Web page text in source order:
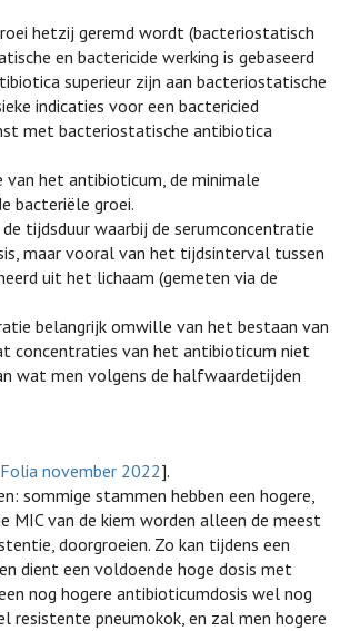
hetzij geremd wordt (bacteriostatisch
en bactericide werking is gebaseerd
superieur zijn aan bacteriostatische
indicaties voor een bactericied
met bacteriostatische antibiotica
het antibioticum, de minimale
bacteriële groei.
tijdsduur waarbij de serumconcentratie
maar vooral van het tijdsinterval tussen
uit het lichaam (gemeten via de
belangrijk omwille van het bestaan van
concentraties van het antibioticum niet
wat men volgens de halfwaardetijden
Folia november 2022].
sommige stammen hebben een hogere,
MIC van de kiem worden alleen de meest
doorgroeien. Zo kan tijdens een
dient een voldoende hoge dosis met
nog hogere antibioticumdosis wel nog
resistente pneumokok, en zal men hogere